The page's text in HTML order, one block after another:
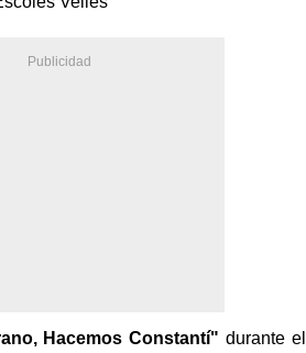
Hacemos Constantí" durante el